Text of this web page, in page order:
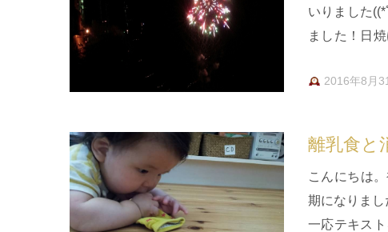
いりました
ました！日
2016年8月
離乳食と
こんにちは
期になりまし
一応テキス